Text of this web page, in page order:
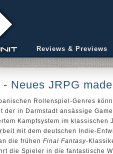
Reviews & Previews
- Neues JRPG
Rollenspiel-Genres
der in Darmstadt ansässige
Kampfsystem im klassischen
mit dem deutschen Indie-
die frühen Final Fantasy-
die Spieler in die fantastische